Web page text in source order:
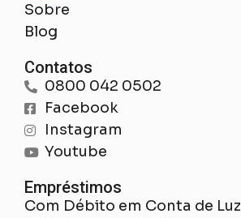
Sobre
Blog
Contatos
0800 042 0502
Facebook
Instagram
Youtube
Empréstimos
Com Débito em Conta de Luz